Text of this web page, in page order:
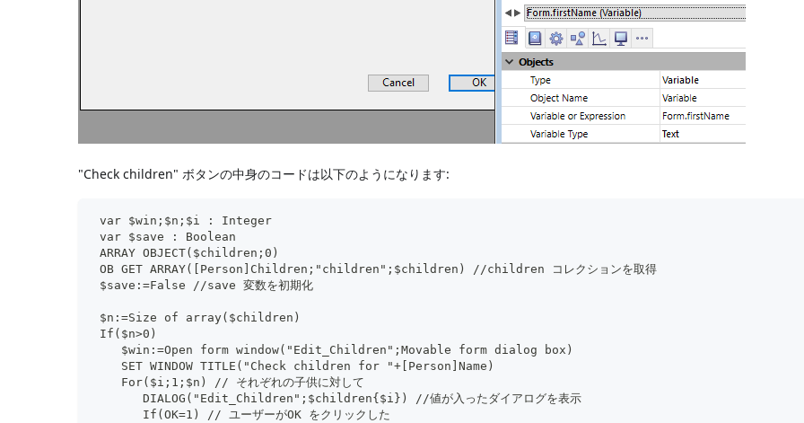
"Check children" ボタンの中身のコードは以下のようになります:
var $win;$n;$i : Integer
var $save : Boolean
ARRAY OBJECT($children;0)
OB GET ARRAY([Person]Children;"children";$children) //children コレクションを取得
$save:=False //save 変数を初期化
$n:=Size of array($children)
If($n>0)
    $win:=Open form window("Edit_Children";Movable form dialog box)
    SET WINDOW TITLE("Check children for "+[Person]Name)
    For($i;1;$n) // それぞれの子供に対して
       DIALOG("Edit_Children";$children{$i}) //値が入ったダイアログを表示
       If(OK=1) // ユーザーがOK をクリックした